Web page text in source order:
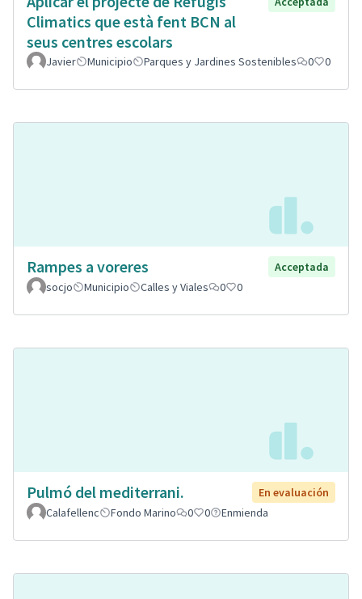
Climatics que està fent BCN al
seus centres escolars
Javier Municipio Parques y Jardines Sostenibles 0 0
Rampes a voreres
Acceptada
socjo
Municipio Calles y Viales 0 0
Pulmó del mediterrani.
En evaluación
Calafellenc
Fondo Marino 0 0 Enmienda